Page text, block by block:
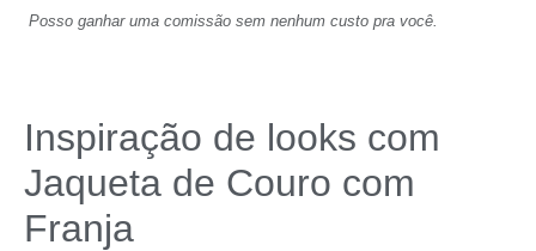
Posso ganhar uma comissão sem nenhum custo pra você.
Inspiração de looks com
Jaqueta de Couro com
Franja